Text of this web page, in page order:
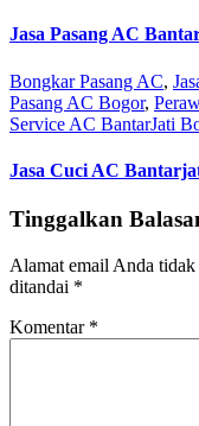
Jasa Pasang AC
Bongkar Pasang AC,
Pasang AC Bogor,
Service AC BantarJati
Jasa Cuci AC
Tinggalkan
Alamat email Anda
ditandai *
Komentar *